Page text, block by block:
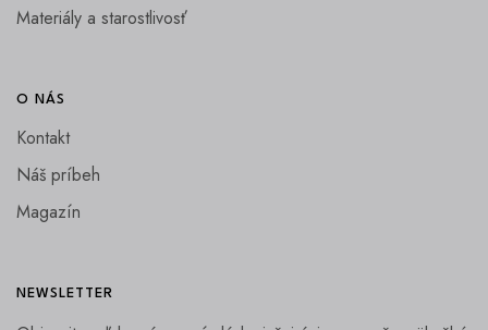
Materiály a starostlivosť
O NÁS
Kontakt
Náš príbeh
Magazín
NEWSLETTER